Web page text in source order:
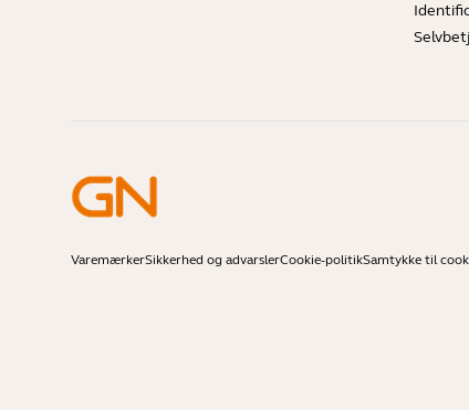
VaremærkerSikkerhed og advarslerCookie-politikSamtykke til